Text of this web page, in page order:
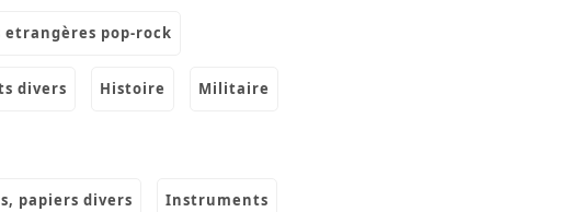
etrangères pop-rock
divers histoire militaire
papiers divers instruments